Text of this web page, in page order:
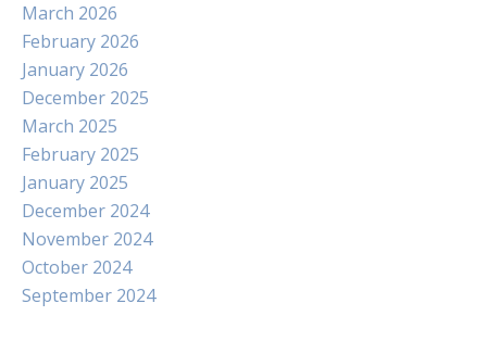
March 2026
February 2026
January 2026
December 2025
March 2025
February 2025
January 2025
December 2024
November 2024
October 2024
September 2024